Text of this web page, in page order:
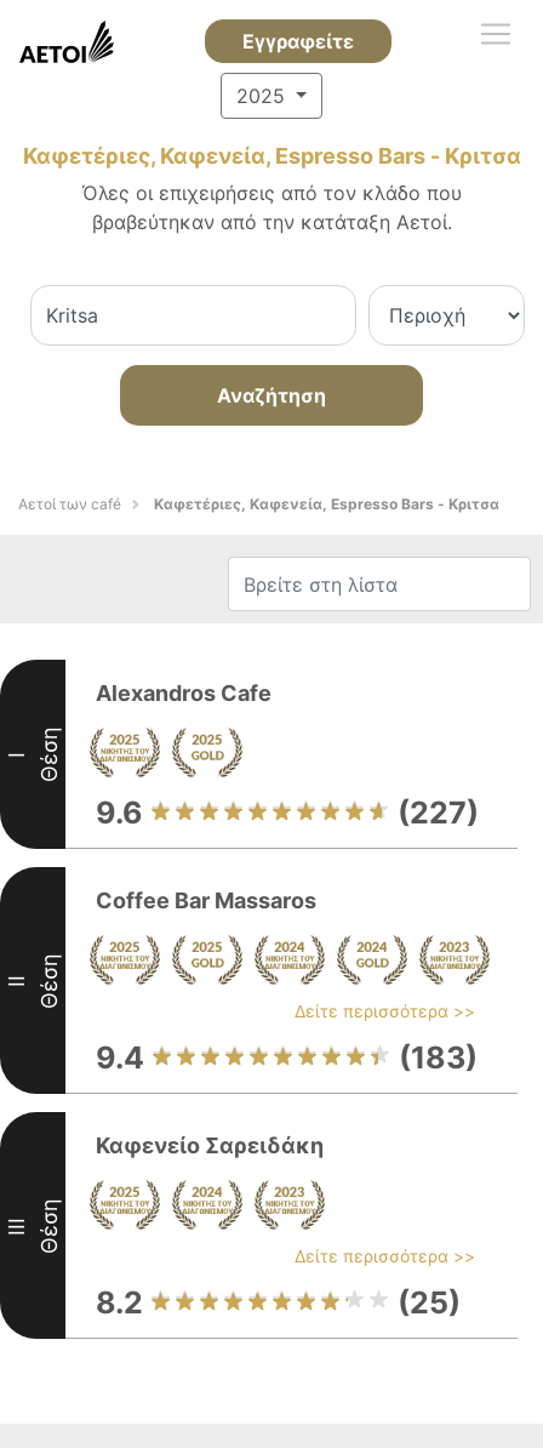
Εγγραφείτε
2025
Καφετέριες, Καφενεία, Espresso Bars - Κριτσα
Όλες οι επιχειρήσεις από τον κλάδο που
βραβεύτηκαν από την κατάταξη Αετοί.
Αναζήτηση
Αετοί των café Καφετέριες, Καφενεία, Espresso Bars - Κριτσα
I Θέση
Alexandros Cafe
9.6 (227)
II Θέση
Coffee Bar Massaros
Δείτε περισσότερα >>
9.4 (183)
III Θέση
Καφενείο Σαρειδάκη
Δείτε περισσότερα >>
8.2 (25)